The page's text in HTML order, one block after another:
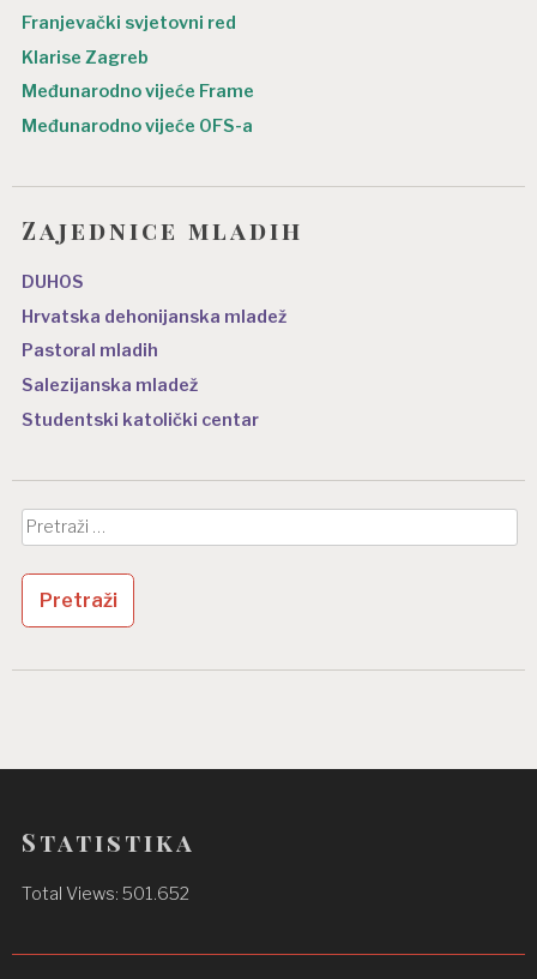
Franjevački svjetovni red
Klarise Zagreb
Međunarodno vijeće Frame
Međunarodno vijeće OFS-a
Zajednice mladih
DUHOS
Hrvatska dehonijanska mladež
Pastoral mladih
Salezijanska mladež
Studentski katolički centar
Pretraži:
Statistika
Total Views:501.652